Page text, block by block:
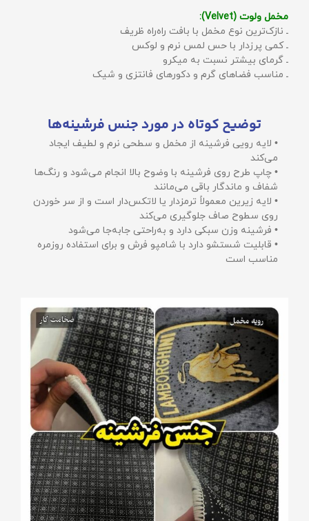
مخمل ولوت (Velvet):
ـ نازک‌ترین نوع مخمل با بافت راه‌راه ظریف
ـ کمی پرزدار با حس لمس نرم و لوکس
ـ گرمای بیشتر نسبت به میکرو
ـ مناسب فضاهای گرم و دکورهای فانتزی و شیک
توضیح کوتاه در مورد جنس فرشینه‌ها
• لایه رویی فرشینه از مخمل و سطحی نرم و لطیف ایجاد
می‌کند
• چاپ طرح روی فرشینه با وضوح بالا انجام می‌شود و رنگ‌ها
شفاف و ماندگار باقی می‌مانند
• لایه زیرین معمولاً ترمزدار یا لاتکس‌دار است و از سر خوردن
روی سطوح صاف جلوگیری می‌کند
• فرشینه وزن سبکی دارد و به‌راحتی جابه‌جا می‌شود
• قابلیت شستشو دارد با شامپو فرش و برای استفاده روزمره
مناسب است